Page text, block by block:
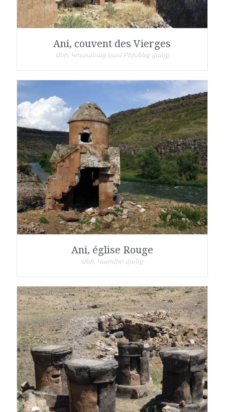
Ani, couvent des Vierges
Անի, Կուսանաց կամ Բեխենց վանք
Ani, église Rouge
Անի, Կարմիր վանք